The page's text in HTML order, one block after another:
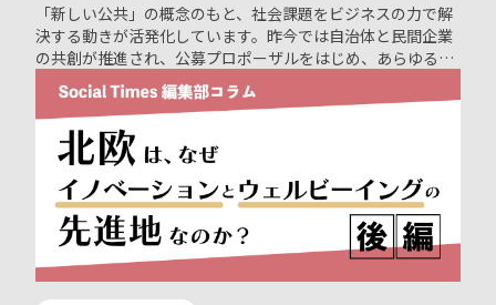
「新しい公共」の概念のもと、社会課題をビジネスの力で解
決する動きが活発化しています。昨今では自治体と民間企業
の共創が推進され、公募プロポーザルをはじめ、あらゆるプ
ラットフォームにて双方のマッチングが行われるようになっ
てきました。 しかし依然として自治体と民間企業の間には
「接点を持つまでの壁」が存在します。自治体は自らの社会
課題をホームページやマッチングプラットフォーム等で開示
するものの、長期的に信頼関係を築ける民間企業との共創に
までなかなか発展しないという実情があります。 これは企業
側の視点に立ってみても同様です。自社が持つアイデアや技
術を社会課題の解決に役立てたいと思うものの、自治体側か
ら発信された社会課題の情報からは、ビジネスの全体像を描
くまでには至りません。 官民が歩み寄る意識の醸成はされつ